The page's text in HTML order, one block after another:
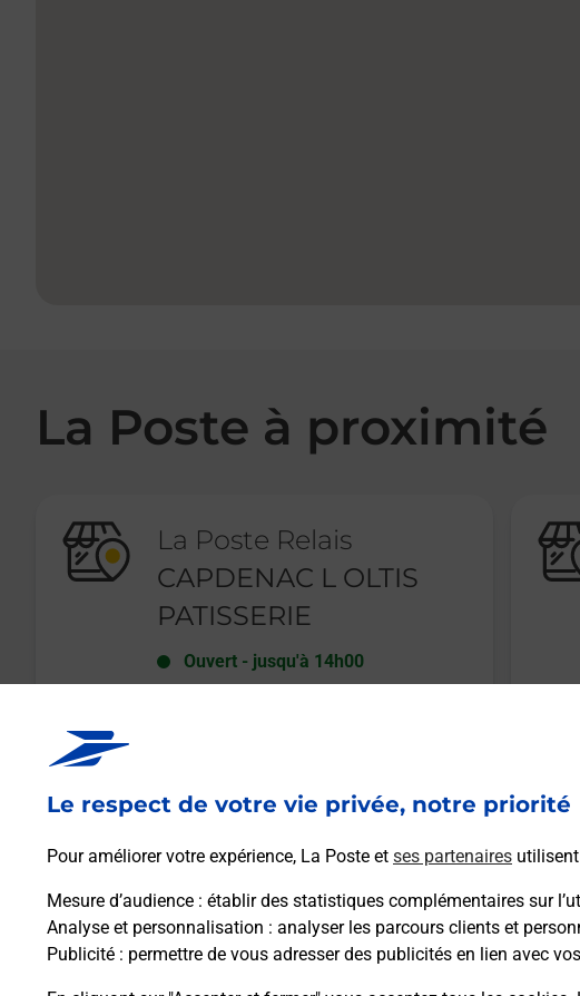
Le respect de votre vie privée, notre priorité
Pour améliorer votre expérience, La Poste et ses partenaires
Mesure d’audience : établir des statistiques complémentaires sur
Analyse et personnalisation : analyser les parcours clients et
Publicité : permettre de vous adresser des publicités en lien avec
La Poste à proximité
La Poste Relais
CAPDENAC L OLTIS
PATISSERIE
Ouvert - jusqu'à 14h00
En savoir plus